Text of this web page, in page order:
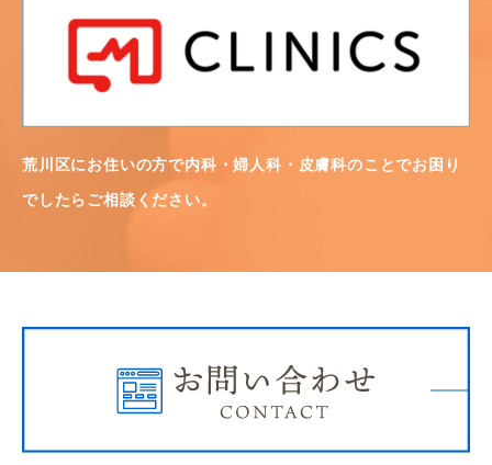
荒川区にお住いの方で内科・婦人科・皮膚科のことでお困り
でしたらご相談ください。